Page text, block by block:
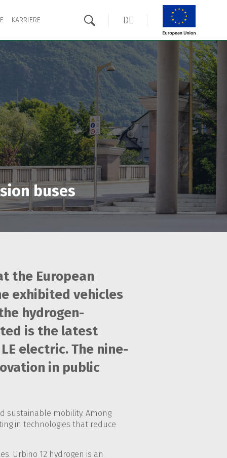
KARRIERE DE
buses
the European
exhibited vehicles
hydrogen-
is the latest
electric. The nine-
in public
sustainable mobility. Among
in technologies that reduce
Urbino 12 hydrogen is an